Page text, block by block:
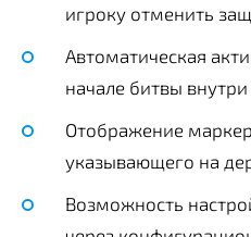
игроку отменить
Автоматическая
начале битвы внутри
Отображение
указывающего на
Возможность